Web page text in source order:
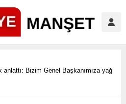
anlattı: Bizim Genel Başkanımıza yağ